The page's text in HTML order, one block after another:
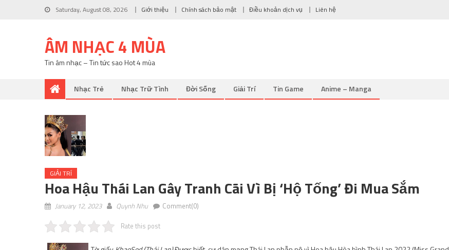
Saturday, August 08, 2026 Giới thiệu Chính sách bảo mật Điều khoản dịch vụ Liên hệ
ÂM NHẠC 4 MÙA
Tin âm nhạc – Tin tức sao Hot 4 mùa
Nhạc Trẻ Nhạc Trữ Tình Đời Sống Giải Trí Tin Game Anime – Manga
GIẢI TRÍ
Hoa Hậu Thái Lan Gây Tranh Cãi Vì Bị ‘hộ Tống’ Đi Mua Sắm
January 12, 2023 Quynh Nhu Comment(0)
Rate this post